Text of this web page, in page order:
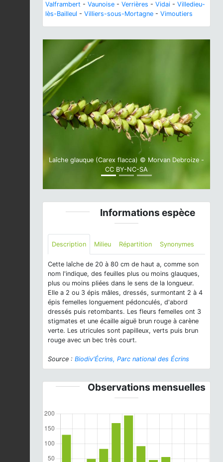
Valframbert - Vaunoise - Verrières - Vidai - Villedieu-
lès-Bailleul - Villiers-sous-Mortagne - Vimoutiers
Laîche glauque (Carex flacca) © Morvan Debroize -
CC BY-NC-SA
Previous Next
Informations espèce
Description Milieu Répartition Synonymes
Cette laîche de 20 à 80 cm de haut a, comme son
nom l'indique, des feuilles plus ou moins glauques,
plus ou moins pliées dans le sens de la longueur.
Elle a 2 ou 3 épis mâles, dressés, surmontant 2 à 4
épis femelles longuement pédonculés, d'abord
dressés puis retombants. Les fleurs femelles ont 3
stigmates et une écaille aiguë brun rouge à carène
verte. Les utricules sont papilleux, verts puis brun
rouge avec un bec très court.
Source : Biodiv'Écrins, Parc national des Écrins
Observations mensuelles